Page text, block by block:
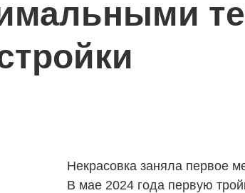
Некрасовка заняла первое
В мае 2024 года первую